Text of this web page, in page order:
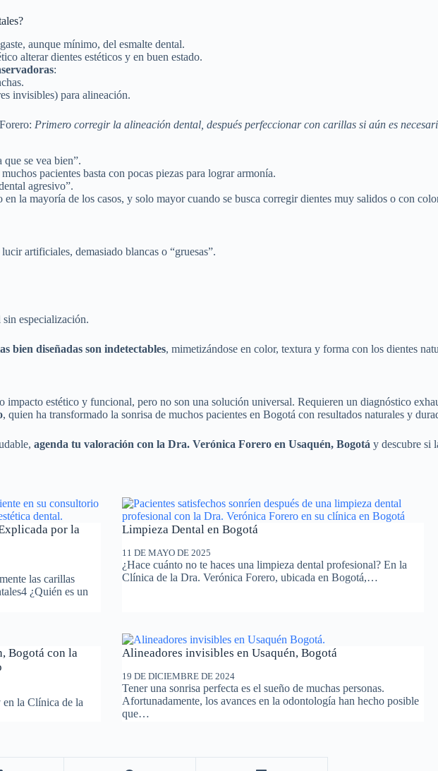
aunque mínimo, del esmalte dental.
alterar dientes estéticos y en buen estado.
:
invisibles) para alineación.
Primero corregir la alineación dental, después perfeccionar con carillas si aún es
que se vea bien”.
pacientes basta con pocas piezas para lograr armonía.
agresivo”.
en la mayoría de los casos, y solo mayor cuando se busca corregir dientes muy salidos o con
artificiales, demasiado blancas o “gruesas”.
especialización.
bien diseñadas son indetectables, mimetizándose en color, textura y forma con los dientes
impacto estético y funcional, pero no son una solución universal. Requieren un diagnóstico
, quien ha transformado la sonrisa de muchos pacientes en Bogotá con resultados naturales y
agenda tu valoración con la Dra. Verónica Forero en Usaquén, Bogotá y descubre si
por la
las carillas
¿Quién es un
Limpieza Dental en Bogotá
11 DE MAYO DE 2025
¿Hace cuánto no te haces una limpieza dental profesional? En la
Clínica de la Dra. Verónica Forero, ubicada en Bogotá,…
Bogotá con la
en la Clínica de la
Alineadores invisibles en Usaquén, Bogotá
19 DE DICIEMBRE DE 2024
Tener una sonrisa perfecta es el sueño de muchas personas.
Afortunadamente, los avances en la odontología han hecho posible
que…